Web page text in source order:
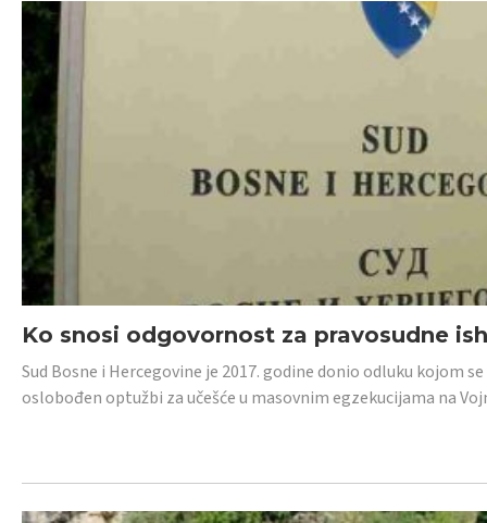
Ko snosi odgovornost za pravosudne
Sud Bosne i Hercegovine je 2017. godine donio odluku kojom
oslobođen optužbi za učešće u masovnim egzekucijama na